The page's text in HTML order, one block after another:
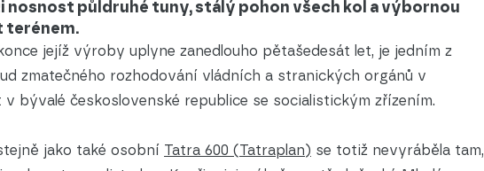
nosnost půldruhé tuny, stálý pohon všech kol a výbornou
terénem.
jejíž výroby uplyne zanedlouho pětašedesát let, je jedním z
zmatečného rozhodování vládních a stranických orgánů v
bývalé československé republice se socialistickým zřízením.
jako také osobní Tatra 600 (Tatraplan) se totiž nevyráběla tam,